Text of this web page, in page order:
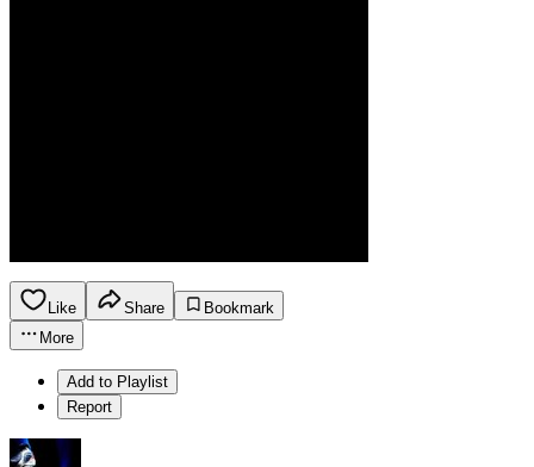
Like Share
Bookmark
More
Add to Playlist
Report